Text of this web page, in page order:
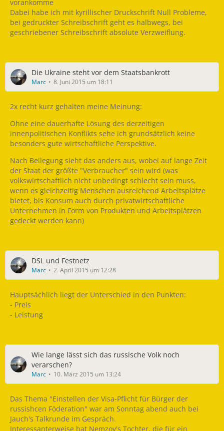
vorankomme
Dabei habe ich mit kyrillischer Druckschrift Null Probleme,
bei gedruckter Schreibschrift geht es halbwegs, bei
geschriebener Schreibschrift absolute Verzweiflung.
Die Ukraine steht vor dem Staatsbankrott
Marc 8. Juni 2015 um 18:11
2x recht kurz gehalten meine Meinung:
Ohne eine dauerhafte Lösung des derzeitigen
innenpolitischen Konflikts sehe ich grundsätzlich keine
besonders gute wirtschaftliche Perspektive.
Nach Beilegung sieht das anders aus, wobei auf lange Zeit
der Staat der größte "Verbraucher" sein wird (was
volkswirtschaftlich nicht unbedingt schlecht sein muss,
wenn es gleichzeitig Menschen ausreichend Arbeitsplätze
bietet, bis Konsum auch durch privatwirtschaftliche
Unternehmen in Form von Produkten und Arbeitsplätzen
gedeckt werden kann)
DSL und Festnetz
Marc 2. April 2015 um 12:28
Hauptsächlich liegt der Unterschied in den Punkten:
- Preis
- Leistung
Wie lange lässt sich das russische Volk noch
verarschen?
Marc 10. März 2015 um 13:24
Das Thema "Einstellen der Visa-Pflicht für Bürger der
russishcen Föderation" war am Sonntag abend auch bei
Jauch's Talkrunde im Gespräch.
Interessanterweise hat Nemzov's Tochter, die für ein